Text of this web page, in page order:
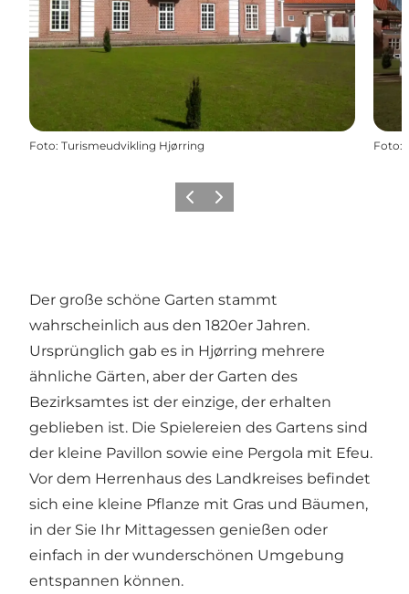
Foto: Turismeudvikling Hjørring Foto:
ZurückWeiter
Der große schöne Garten stammt
wahrscheinlich aus den 1820er Jahren.
Ursprünglich gab es in Hjørring mehrere
ähnliche Gärten, aber der Garten des
Bezirksamtes ist der einzige, der erhalten
geblieben ist. Die Spielereien des Gartens sind
der kleine Pavillon sowie eine Pergola mit Efeu.
Vor dem Herrenhaus des Landkreises befindet
sich eine kleine Pflanze mit Gras und Bäumen,
in der Sie Ihr Mittagessen genießen oder
einfach in der wunderschönen Umgebung
entspannen können.